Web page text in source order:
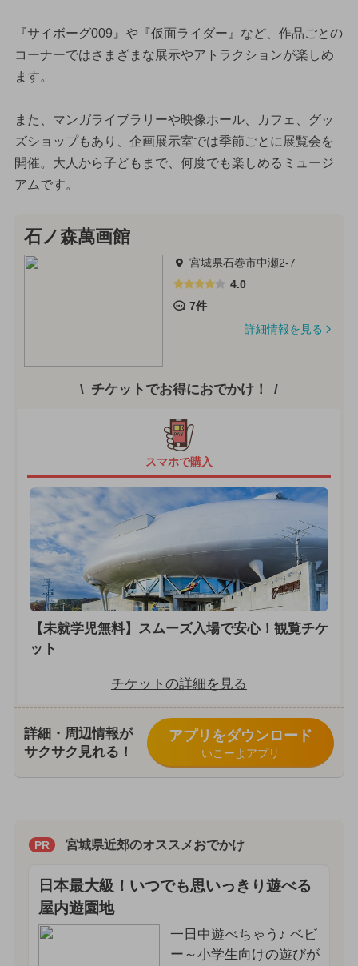
『サイボーグ009』や『仮面ライダー』など、作品ごとの
コーナーではさまざまな展示やアトラクションが楽しめ
ます。
また、マンガライブラリーや映像ホール、カフェ、グッ
ズショップもあり、企画展示室では季節ごとに展覧会を
開催。大人から子どもまで、何度でも楽しめるミュージ
アムです。
石ノ森萬画館
宮城県石巻市中瀬2-7
4.0
7件
詳細情報を見る
チケットでお得におでかけ！
スマホで購入
【未就学児無料】スムーズ入場で安心！観覧チケ
ット
チケットの詳細を見る
詳細・周辺情報が
サクサク見れる！
アプリをダウンロード
いこーよアプリ
PR 宮城県近郊のオススメおでかけ
日本最大級！いつでも思いっきり遊べる
屋内遊園地
一日中遊べちゃう♪ ベビ
ー～小学生向けの遊びが